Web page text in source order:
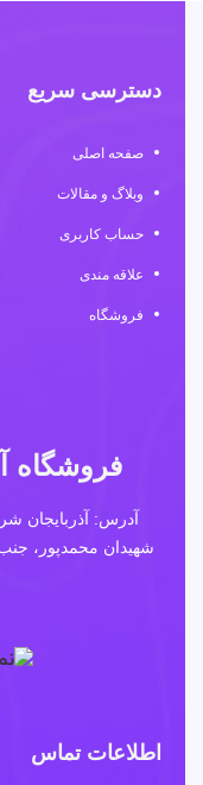
دسترسی سریع
صفحه اصلی
وبلاگ و مقالات
حساب کاربری
علاقه مندی
فروشگاه
فروشگاه
آدرس: آذربایجان
شهیدان محمدپور،
اطلاعات تماس